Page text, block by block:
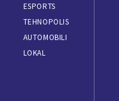
ESPORTS
TEHNOPOLIS
AUTOMOBILI
LOKAL